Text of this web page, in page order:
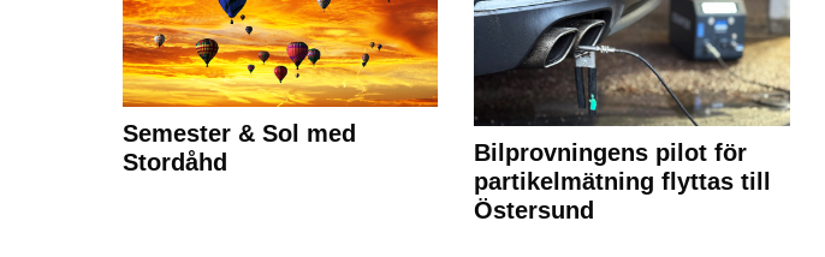
Semester & Sol med
Stordåhd
Bilprovningens pilot för
partikelmätning flyttas till
Östersund